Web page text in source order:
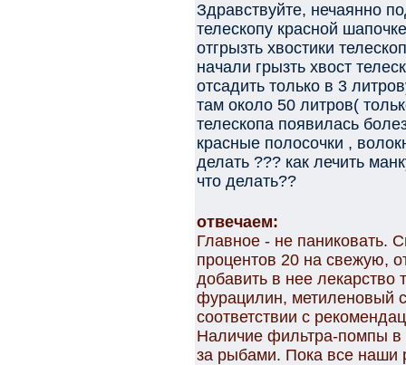
Здравствуйте, нечаянно
телескопу красной
отгрызть хвостики
начали грызть хвост
отсадить только в 3
там около 50 литров(
телескопа появилась
красные полосочки ,
делать ??? как лечить
что делать??
отвечаем:
Главное - не паниковать.
процентов 20 на свежую,
добавить в нее лекарство
фурацилин, метиленовый
соответствии с
Наличие фильтра-помпы в
за рыбами. Пока все наши